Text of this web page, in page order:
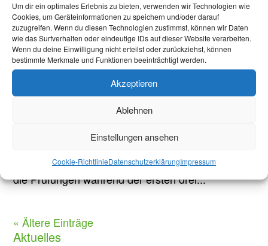
Um dir ein optimales Erlebnis zu bieten, verwenden wir Technologien wie
Cookies, um Geräteinformationen zu speichern und/oder darauf
zuzugreifen. Wenn du diesen Technologien zustimmst, können wir Daten
wie das Surfverhalten oder eindeutige IDs auf dieser Website verarbeiten.
Wenn du deine Einwilligung nicht erteilst oder zurückziehst, können
bestimmte Merkmale und Funktionen beeinträchtigt werden.
Akzeptieren
Ablehnen
Einstellungen ansehen
Cookie-RichtlinieDatenschutzerklärungImpressum
begrüßenswert. Doch das Studierendenwerk...
Freiversuchsregel ab dem SoSe23
25.07.2023|90 Sekunden
Freiversuchsregel (§ 14 Abs. 3a ÜPO) Allgemein
hat man drei Freiversuche, die während des
Freiversuche gelten weder für den Master, noch
für Mastervorzüge oder Auflagen. Zudem müssen
die Prüfungen während der ersten drei...
« Ältere Einträge
Aktuelles